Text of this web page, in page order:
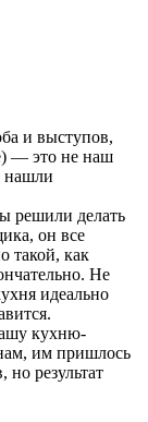
и выступов,
— это не наш
нашли
решили делать
он все
такой, как
Не
идеально
кухню-
им пришлось
результат